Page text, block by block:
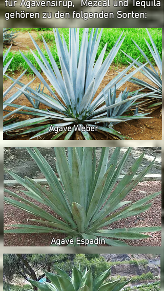
für Agavensirup, Mezcal und Tequila
gehören zu den folgenden Sorten:
Agave Weber
Agave Espadin